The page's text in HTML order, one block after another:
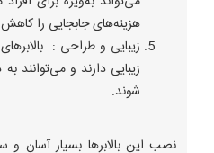
هزینه‌های جابجایی را
زیبایی و طراحی :
زیبایی دارند و می‌توانند
شوند.
نصب این بالابرها بسیار آسان